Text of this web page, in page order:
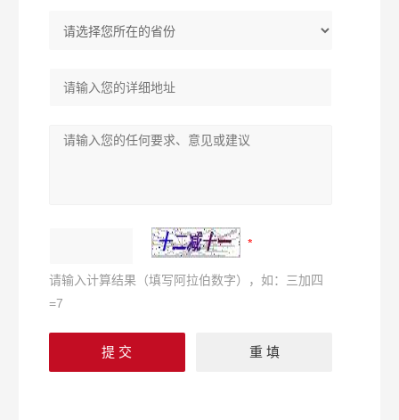
请输入计算结果（填写阿拉伯数字），如：三加四
=7